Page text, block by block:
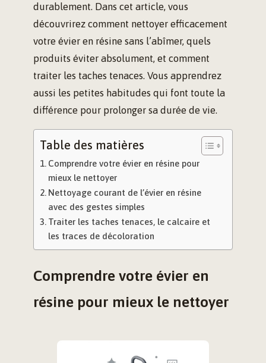
durablement. Dans cet article, vous
découvrirez comment nettoyer efficacement
votre évier en résine sans l’abîmer, quels
produits éviter absolument, et comment
traiter les taches tenaces. Vous apprendrez
aussi les petites habitudes qui font toute la
différence pour prolonger sa durée de vie.
Table des matières
Comprendre votre évier en résine pour
mieux le nettoyer
Nettoyage courant de l’évier en résine
avec des gestes simples
Traiter les taches tenaces, le calcaire et
les traces de décoloration
Comprendre votre évier en
résine pour mieux le nettoyer